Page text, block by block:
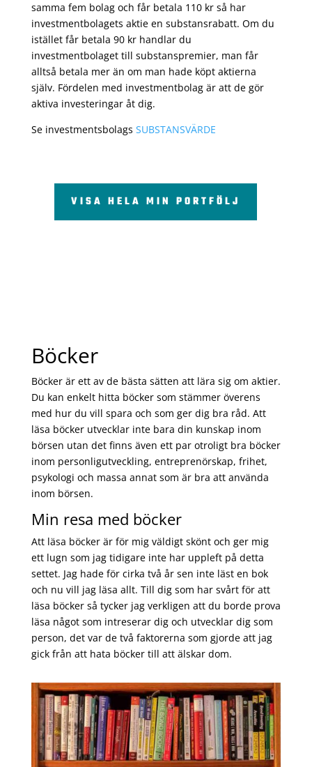
samma fem bolag och får betala 110 kr så har
investmentbolagets aktie en substansrabatt. Om du
istället får betala 90 kr handlar du
investmentbolaget till substanspremier, man får
alltså betala mer än om man hade köpt aktierna
själv. Fördelen med investmentbolag är att de gör
aktiva investeringar åt dig.
Se investmentsbolags SUBSTANSVÄRDE
VISA HELA MIN PORTFÖLJ
Böcker
Böcker är ett av de bästa sätten att lära sig om aktier.
Du kan enkelt hitta böcker som stämmer överens
med hur du vill spara och som ger dig bra råd. Att
läsa böcker utvecklar inte bara din kunskap inom
börsen utan det finns även ett par otroligt bra böcker
inom personligutveckling, entreprenörskap, frihet,
psykologi och massa annat som är bra att använda
inom börsen.
Min resa med böcker
Att läsa böcker är för mig väldigt skönt och ger mig
ett lugn som jag tidigare inte har uppleft på detta
settet. Jag hade för cirka två år sen inte läst en bok
och nu vill jag läsa allt. Till dig som har svårt för att
läsa böcker så tycker jag verkligen att du borde prova
läsa något som intreserar dig och utvecklar dig som
person, det var de två faktorerna som gjorde att jag
gick från att hata böcker till att älskar dom.